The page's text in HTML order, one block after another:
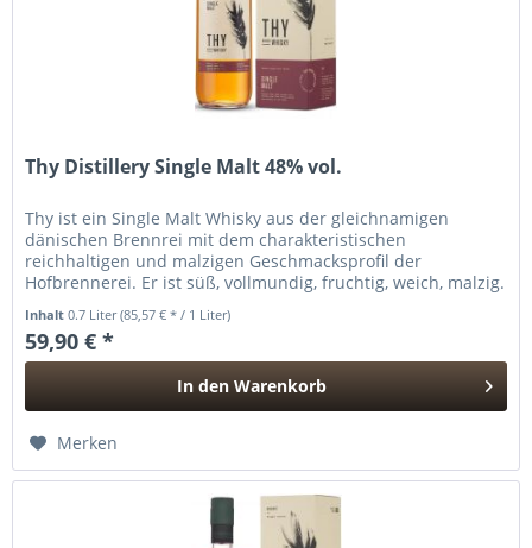
Thy Distillery Single Malt 48% vol.
Thy ist ein Single Malt Whisky aus der gleichnamigen
dänischen Brennrei mit dem charakteristischen
reichhaltigen und malzigen Geschmacksprofil der
Hofbrennerei. Er ist süß, vollmundig, fruchtig, weich, malzig.
Inhalt0.7 Liter(85,57 € * / 1 Liter)
59,90 € *
In den Warenkorb
Merken